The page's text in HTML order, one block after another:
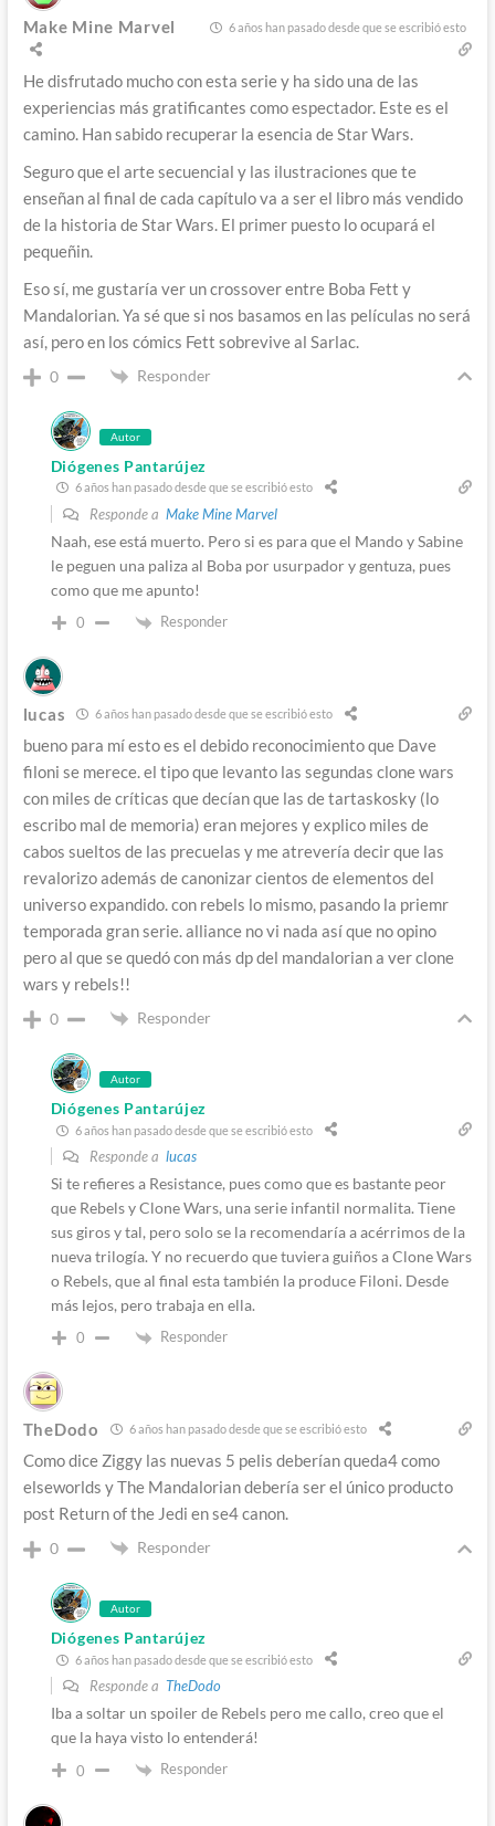
Make Mine Marvel 6 años han pasado desde que se escribió esto
He disfrutado mucho con esta serie y ha sido una de las
experiencias más gratificantes como espectador. Este es el
camino. Han sabido recuperar la esencia de Star Wars.
Seguro que el arte secuencial y las ilustraciones que te
enseñan al final de cada capítulo va a ser el libro más vendido
de la historia de Star Wars. El primer puesto lo ocupará el
pequeñin.
Eso sí, me gustaría ver un crossover entre Boba Fett y
Mandalorian. Ya sé que si nos basamos en las películas no será
así, pero en los cómics Fett sobrevive al Sarlac.
0 Responder
Autor
Diógenes Pantarújez
6 años han pasado desde que se escribió esto
Responde a Make Mine Marvel
Naah, ese está muerto. Pero si es para que el Mando y Sabine
le peguen una paliza al Boba por usurpador y gentuza, pues
como que me apunto!
0 Responder
lucas 6 años han pasado desde que se escribió esto
bueno para mí esto es el debido reconocimiento que Dave
filoni se merece. el tipo que levanto las segundas clone wars
con miles de críticas que decían que las de tartaskosky (lo
escribo mal de memoria) eran mejores y explico miles de
cabos sueltos de las precuelas y me atrevería decir que las
revalorizo además de canonizar cientos de elementos del
universo expandido. con rebels lo mismo, pasando la priemr
temporada gran serie. alliance no vi nada así que no opino
pero al que se quedó con más dp del mandalorian a ver clone
wars y rebels!!
0 Responder
Autor
Diógenes Pantarújez
6 años han pasado desde que se escribió esto
Responde a lucas
Si te refieres a Resistance, pues como que es bastante peor
que Rebels y Clone Wars, una serie infantil normalita. Tiene
sus giros y tal, pero solo se la recomendaría a acérrimos de la
nueva trilogía. Y no recuerdo que tuviera guiños a Clone Wars
o Rebels, que al final esta también la produce Filoni. Desde
más lejos, pero trabaja en ella.
0 Responder
TheDodo 6 años han pasado desde que se escribió esto
Como dice Ziggy las nuevas 5 pelis deberían queda4 como
elseworlds y The Mandalorian debería ser el único producto
post Return of the Jedi en se4 canon.
0 Responder
Autor
Diógenes Pantarújez
6 años han pasado desde que se escribió esto
Responde a TheDodo
Iba a soltar un spoiler de Rebels pero me callo, creo que el
que la haya visto lo entenderá!
0 Responder